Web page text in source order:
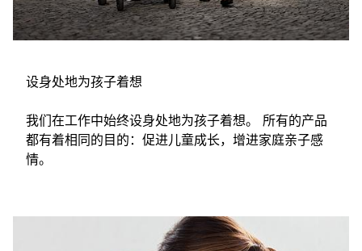
设身处地为孩子着想
我们在工作中始终设身处地为孩子着想。 所有的产品
都有着相同的目的：促进儿童成长，增进家庭亲子感
情。